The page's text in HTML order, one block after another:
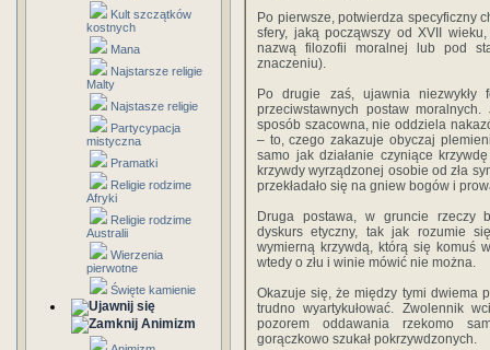
Kult szczątków
kostnych
Mana
Najstarsze religie
Malty
Najstasze religie
Partycypacja
mistyczna
Pramatki
Religie rodzime
Afryki
Religie rodzime
Australii
Wierzenia
pierwotne
Święte kamienie
Animizm
Po pierwsze, potwierdza specyficzny
sfery, jaką począwszy od XVII
nazwą filozofii moralnej lub pod
znaczeniu).
Po drugie zaś, ujawnia niezwykły
przeciwstawnych postaw
sposób szacowna, nie oddziela
– to, czego zakazuje obyczaj
samo jak działanie czyniące
krzywdy wyrządzonej osobie od zła
przekładało się na gniew bogów i
Druga postawa, w gruncie rzeczy
dyskurs etyczny, tak jak rozumie
wymierną krzywdą, którą się komuś
wtedy o złu i winie mówić nie można.
Okazuje się, że między tymi dwiema
trudno wyartykułować. Zwolennik
pozorem oddawania rzekomo
gorączkowo szukał pokrzywdzonych.